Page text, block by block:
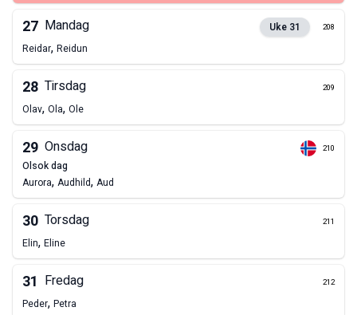
27 Mandag Uke 31 208
Reidar, Reidun
28 Tirsdag 209
Olav, Ola, Ole
29 Onsdag 210
olsok dag
Aurora, Audhild, Aud
30 Torsdag 211
Elin, Eline
31 Fredag 212
Peder, Petra